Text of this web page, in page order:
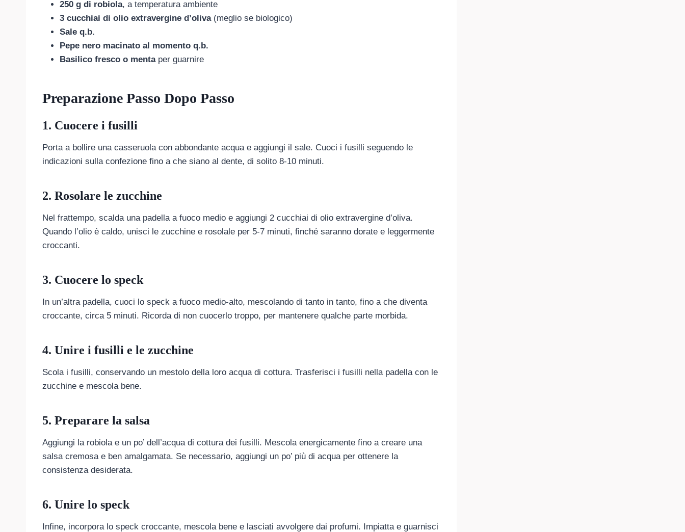
250 g di robiola, a temperatura ambiente
3 cucchiai di olio extravergine d’oliva(meglio se biologico)
Sale q.b.
Pepe nero macinato al momento q.b.
Basilico fresco o mentaper guarnire
Preparazione Passo Dopo Passo
1. Cuocere i fusilli
Porta a bollire una casseruola con abbondante acqua e aggiungi il sale. Cuoci i fusilli seguendo le
indicazioni sulla confezione fino a che siano al dente, di solito 8-10 minuti.
2. Rosolare le zucchine
Nel frattempo, scalda una padella a fuoco medio e aggiungi 2 cucchiai di olio extravergine d’oliva.
Quando l’olio è caldo, unisci le zucchine e rosolale per 5-7 minuti, finché saranno dorate e leggermente
croccanti.
3. Cuocere lo speck
In un’altra padella, cuoci lo speck a fuoco medio-alto, mescolando di tanto in tanto, fino a che diventa
croccante, circa 5 minuti. Ricorda di non cuocerlo troppo, per mantenere qualche parte morbida.
4. Unire i fusilli e le zucchine
Scola i fusilli, conservando un mestolo della loro acqua di cottura. Trasferisci i fusilli nella padella con le
zucchine e mescola bene.
5. Preparare la salsa
Aggiungi la robiola e un po’ dell’acqua di cottura dei fusilli. Mescola energicamente fino a creare una
salsa cremosa e ben amalgamata. Se necessario, aggiungi un po’ più di acqua per ottenere la
consistenza desiderata.
6. Unire lo speck
Infine, incorpora lo speck croccante, mescola bene e lasciati avvolgere dai profumi. Impiatta e guarnisci